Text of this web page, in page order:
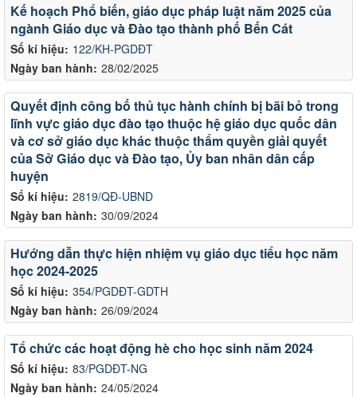
Số kí hiệu: 122/KH-PGDĐT
Ngày ban hành: 28/02/2025
Kế hoạch Phổ biến, giáo dục pháp luật năm 2025 của
ngành Giáo dục và Đào tạo thành phố Bến Cát
Số kí hiệu: 2819/QĐ-UBND
Ngày ban hành: 30/09/2024
Quyết định công bố thủ tục hành chính bị bãi bỏ trong
lĩnh vực giáo dục đào tạo thuộc hệ giáo dục quốc dân
và cơ sở giáo dục khác thuộc thẩm quyền giải quyết
của Sở Giáo dục và Đào tạo, Ủy ban nhân dân cấp
huyện
Số kí hiệu: 354/PGDĐT-GDTH
Ngày ban hành: 26/09/2024
Hướng dẫn thực hiện nhiệm vụ giáo dục tiểu học năm
học 2024-2025
Số kí hiệu: 83/PGDĐT-NG
Ngày ban hành: 24/05/2024
Tổ chức các hoạt động hè cho học sinh năm 2024